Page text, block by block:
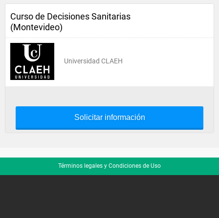
Curso de Decisiones Sanitarias
(Montevideo)
Universidad CLAEH
Solicitar información
Términos legales y Condiciones de Uso